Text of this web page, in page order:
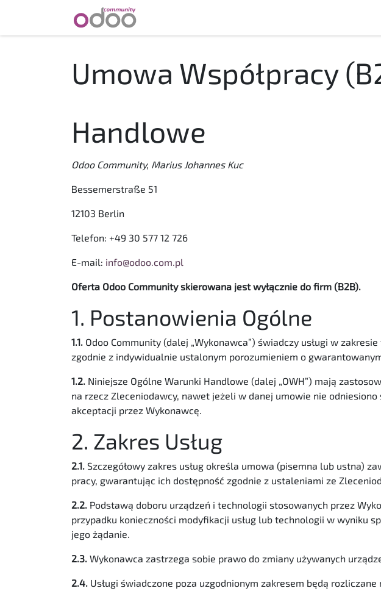
Umowa Współpracy
Handlowe
Odoo Community, Marius Johannes Kuc
Bessemerstraße 51
12103 Berlin
Telefon: +49 30 577 12 726
E-mail: info@odoo.com.pl
Oferta Odoo Community skierowana jest wyłącznie do firm (B2B).
1. Postanowienia Ogólne
1.1. Odoo Community (dalej „Wykonawca”) świadczy usługi w
zgodnie z indywidualnie ustalonym porozumieniem o
1.2. Niniejsze Ogólne Warunki Handlowe (dalej „OWH”) mają
na rzecz Zleceniodawcy, nawet jeżeli w danej umowie nie
akceptacji przez Wykonawcę.
2. Zakres Usług
2.1. Szczegółowy zakres usług określa umowa (pisemna lub ustna)
pracy, gwarantując ich dostępność zgodnie z ustaleniami ze
2.2. Podstawą doboru urządzeń i technologii stosowanych przez
przypadku konieczności modyfikacji usług lub technologii w wyniku
jego żądanie.
2.3. Wykonawca zastrzega sobie prawo do zmiany używanych
2.4. Usługi świadczone poza uzgodnionym zakresem będą